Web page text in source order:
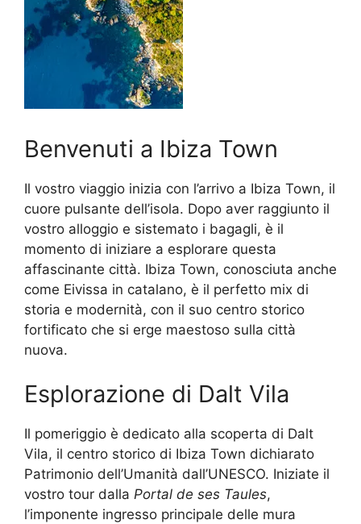
Benvenuti a Ibiza Town
Il vostro viaggio inizia con l’arrivo a Ibiza Town, il
cuore pulsante dell’isola. Dopo aver raggiunto il
vostro alloggio e sistemato i bagagli, è il
momento di iniziare a esplorare questa
affascinante città. Ibiza Town, conosciuta anche
come Eivissa in catalano, è il perfetto mix di
storia e modernità, con il suo centro storico
fortificato che si erge maestoso sulla città
nuova.
Esplorazione di Dalt Vila
Il pomeriggio è dedicato alla scoperta di Dalt
Vila, il centro storico di Ibiza Town dichiarato
Patrimonio dell’Umanità dall’UNESCO. Iniziate il
vostro tour dalla Portal de ses Taules,
l’imponente ingresso principale delle mura